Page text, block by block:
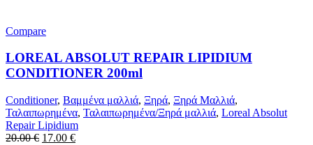
Compare
LOREAL ABSOLUT REPAIR LIPIDIUM
CONDITIONER 200ml
Conditioner, Βαμμένα μαλλιά, Ξηρά, Ξηρά Μαλλιά,
Ταλαιπωρημένα, Ταλαιπωρημένα/Ξηρά μαλλιά, Loreal Absolut
Repair Lipidium
20.00€ Original
17.00 €Η